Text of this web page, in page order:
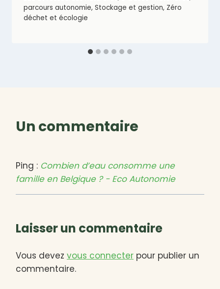
parcours autonomie, Stockage et gestion, Zéro
déchet et écologie
Un commentaire
Ping : Combien d’eau consomme une
famille en Belgique ? - Eco Autonomie
Laisser un commentaire
Vous devez vous connecter pour publier un
commentaire.